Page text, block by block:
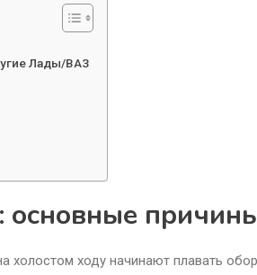
Лады/ВАЗ
основные
холостом ходу начинают плавать